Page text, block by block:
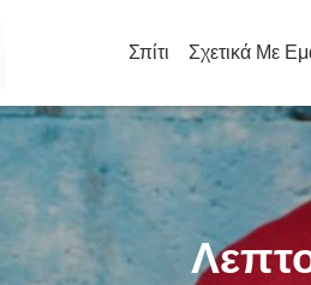
Σπίτι Σχετικά Με